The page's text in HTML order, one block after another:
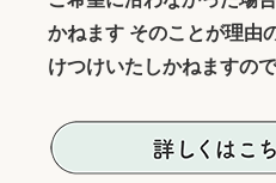
かねます そのことが理由
けつけいたしかねますの